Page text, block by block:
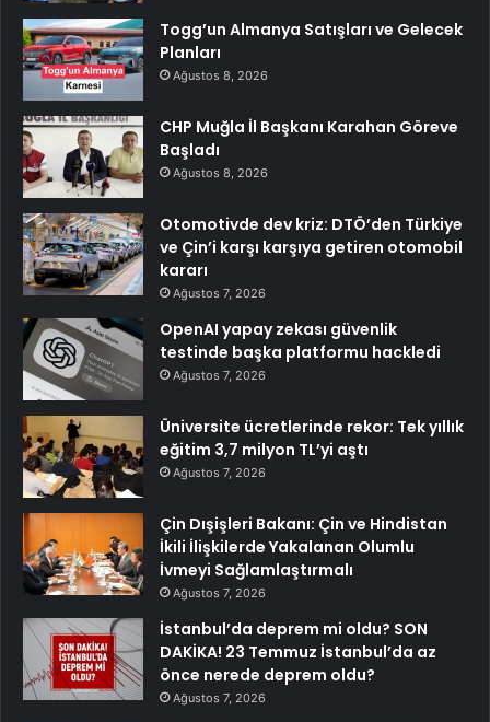
Togg’un Almanya Satışları ve Gelecek
Planları
Ağustos 8, 2026
CHP Muğla İl Başkanı Karahan Göreve
Başladı
Ağustos 8, 2026
Otomotivde dev kriz: DTÖ’den Türkiye
ve Çin’i karşı karşıya getiren otomobil
kararı
Ağustos 7, 2026
OpenAI yapay zekası güvenlik
testinde başka platformu hackledi
Ağustos 7, 2026
Üniversite ücretlerinde rekor: Tek yıllık
eğitim 3,7 milyon TL’yi aştı
Ağustos 7, 2026
Çin Dışişleri Bakanı: Çin ve Hindistan
İkili İlişkilerde Yakalanan Olumlu
İvmeyi Sağlamlaştırmalı
Ağustos 7, 2026
İstanbul’da deprem mi oldu? SON
DAKİKA! 23 Temmuz İstanbul’da az
önce nerede deprem oldu?
Ağustos 7, 2026